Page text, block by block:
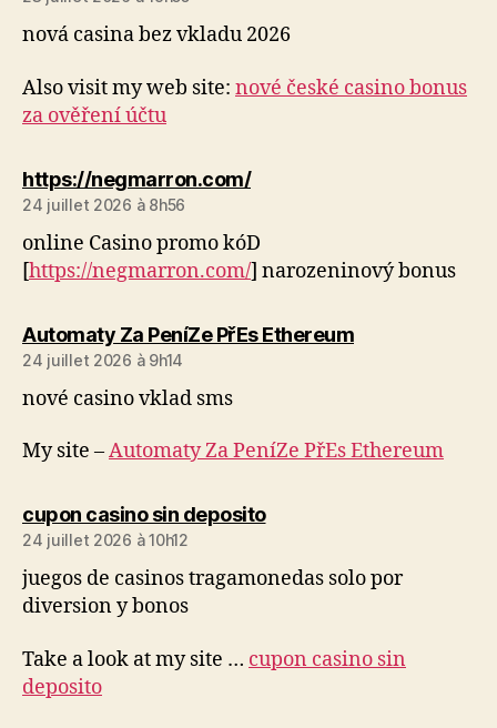
nová casina bez vkladu 2026
Also visit my web site: nové české casino bonus
za ověření účtu
https://negmarron.com/dit :
24 juillet 2026 à 8h56
online Casino promo kóD
[https://negmarron.com/] narozeninový bonus
Automaty Za PeníZe PřEs Ethereumdit :
24 juillet 2026 à 9h14
nové casino vklad sms
My site –Automaty Za PeníZe PřEs Ethereum
cupon casino sin depositodit :
24 juillet 2026 à 10h12
juegos de casinos tragamonedas solo por
diversion y bonos
Take a look at my site … cupon casino sin
deposito